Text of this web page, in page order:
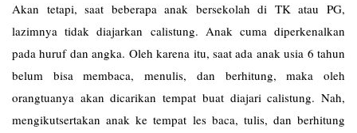
Akan tetapi, saat beberapa anak bersekolah di TK atau PG,
lazimnya tidak diajarkan calistung. Anak cuma diperkenalkan
pada huruf dan angka. Oleh karena itu, saat ada anak usia 6 tahun
belum bisa membaca, menulis, dan berhitung, maka oleh
orangtuanya akan dicarikan tempat buat diajari calistung. Nah,
mengikutsertakan anak ke tempat les baca, tulis, dan berhitung